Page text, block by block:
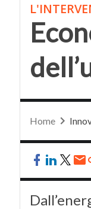
Home